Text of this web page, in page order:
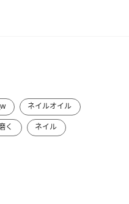
ネイルオイル
く ネイル